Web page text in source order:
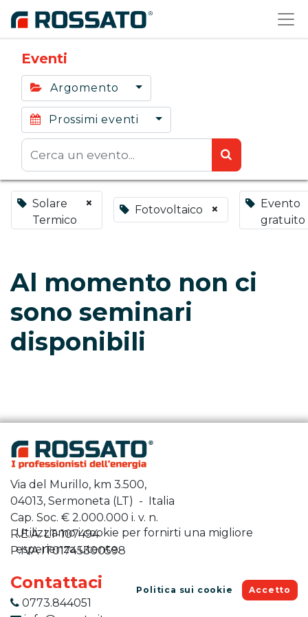
Eventi
Argomento
Prossimi eventi
Solare
Termico
× Fotovoltaico ×
Evento
gratuito
Al momento non ci
sono seminari
disponibili
Via del Murillo, km 3.500,
04013, Sermoneta (LT) - Italia
Cap. Soc. € 2.000.000 i. v. n.
R.E.A. LT-107494
P.IVA IT01745300598
Contattaci
0773.844051
Utilizziamo i cookie per fornirti una migliore
esperienza utente.
Politica sui cookie Accetto